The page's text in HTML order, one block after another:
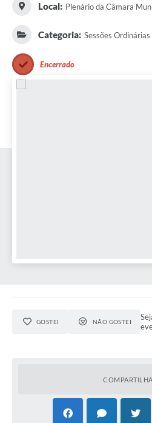
Local: Plenário da Câmara
Categoria: Sessões Ordinárias
Encerrado
GOSTEI NÃO GOSTEI